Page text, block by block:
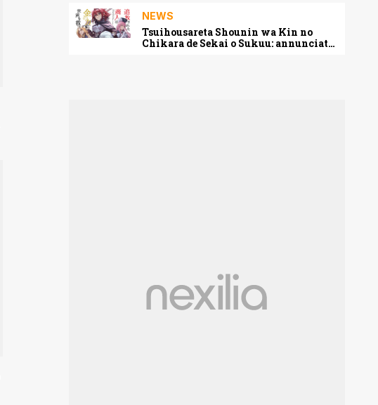
NEWS
Tsuihousareta Shounin wa Kin no
Chikara de Sekai o Sukuu: annunciato